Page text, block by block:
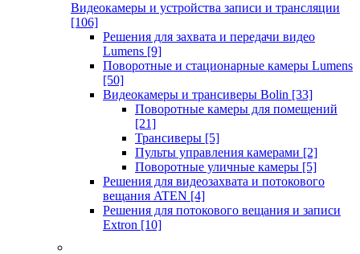
Видеокамеры и устройства записи и трансляции
[106]
Решения для захвата и передачи видео
Lumens [9]
Поворотные и стационарные камеры Lumens
[50]
Видеокамеры и трансиверы Bolin [33]
Поворотные камеры для помещений
[21]
Трансиверы [5]
Пульты управления камерами [2]
Поворотные уличные камеры [5]
Решения для видеозахвата и потокового
вещания ATEN [4]
Решения для потокового вещания и записи
Extron [10]